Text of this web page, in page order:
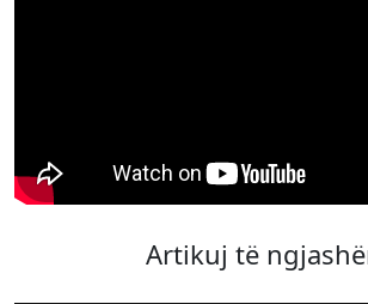
Artikuj të